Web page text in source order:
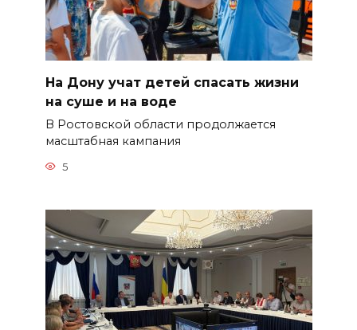
На Дону учат детей спасать жизни
на суше и на воде
В Ростовской области продолжается
масштабная кампания
5